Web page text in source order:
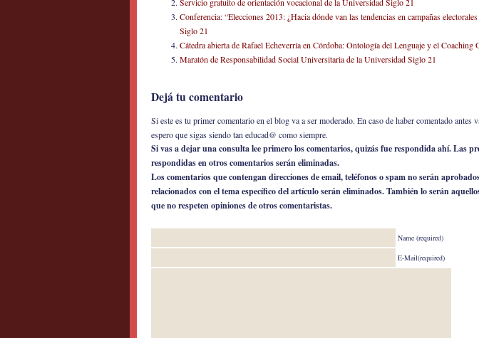
Conferencia: “Elecciones 2013: ¿Hacia dónde van las tendencias en campañas
Siglo 21
Cátedra abierta de Rafael Echeverría en Córdoba: Ontología del Lenguaje y el Coaching
Maratón de Responsabilidad Social Universitaria de la Universidad Siglo 21
Dejá tu comentario
Si este es tu primer comentario en el blog va a ser moderado. En caso de haber comentado antes
espero que sigas siendo tan educad@ como siempre.
Si vas a dejar una consulta lee primero los comentarios, quizás fue respondida ahí. Las
respondidas en otros comentarios serán eliminadas.
Los comentarios que contengan direcciones de email, teléfonos o spam no serán
relacionados con el tema específico del artículo serán eliminados. También lo serán
que no respeten opiniones de otros comentaristas.
Name (required)
E-Mail(required)